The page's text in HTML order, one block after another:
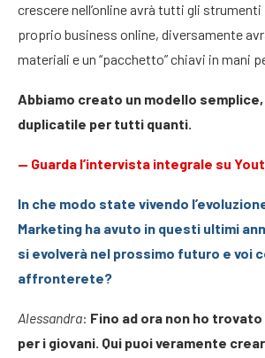
crescere nell’online avrà tutti gli strumenti
proprio business online, diversamente
materiali e un “pacchetto” chiavi in mani
Abbiamo creato un modello
duplicatile per tutti quanti.
— Guarda l’intervista integrale su
In che modo state vivendo
Marketing ha avuto in questi ultimi
si evolverà nel prossimo futuro e voi
affronterete?
Alessandra: Fino ad ora non ho
per i giovani. Qui puoi veramente